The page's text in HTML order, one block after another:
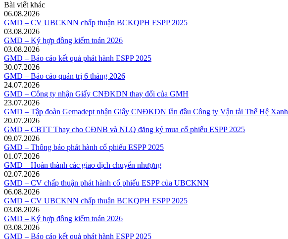
Bài viết khác
06.08.2026
GMD – CV UBCKNN chấp thuận BCKQPH ESPP 2025
03.08.2026
GMD – Ký hợp đồng kiểm toán 2026
03.08.2026
GMD – Báo cáo kết quả phát hành ESPP 2025
30.07.2026
GMD – Báo cáo quản trị 6 tháng 2026
24.07.2026
GMD – Công ty nhận Giấy CNĐKDN thay đổi của GMH
23.07.2026
GMD – Tập đoàn Gemadept nhận Giấy CNĐKDN lần đầu Công ty Vận tải Thế Hệ Xanh
20.07.2026
GMD – CBTT Thay cho CĐNB và NLQ đăng ký mua cổ phiếu ESPP 2025
09.07.2026
GMD – Thông báo phát hành cổ phiếu ESPP 2025
01.07.2026
GMD – Hoàn thành các giao dịch chuyển nhượng
02.07.2026
GMD – CV chấp thuận phát hành cổ phiếu ESPP của UBCKNN
06.08.2026
GMD – CV UBCKNN chấp thuận BCKQPH ESPP 2025
03.08.2026
GMD – Ký hợp đồng kiểm toán 2026
03.08.2026
GMD – Báo cáo kết quả phát hành ESPP 2025